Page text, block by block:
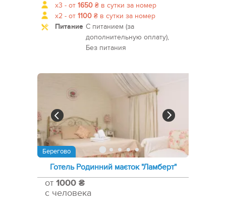
x3 - от 1650 ₴ в сутки за номер
x2 - от 1100 ₴ в сутки за номер
Питание С питанием (за
дополнительную оплату),
Без питания
Берегово
Готель Родинний маєток "Ламберт"
от 1000 ₴
с человека